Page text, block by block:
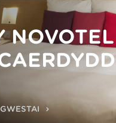
NOVOTEL
GWESTAI